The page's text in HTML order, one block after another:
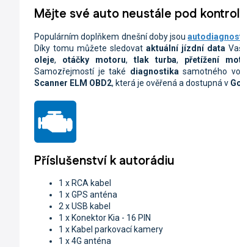
Mějte své auto neustále pod
Populárním doplňkem dnešní doby jsou
Díky tomu můžete sledovataktuální jízdní data
oleje, otáčky motoru, tlak turba, přetížení
Samozřejmostí je také diagnostika samotného
Scanner ELM OBD2, která je ověřená a dostupná v
Příslušenství k autorádiu
1 x RCA kabel
1 x GPS anténa
2 x USB kabel
1 x Konektor Kia - 16 PIN
1 x Kabel parkovací kamery
1 x 4G anténa